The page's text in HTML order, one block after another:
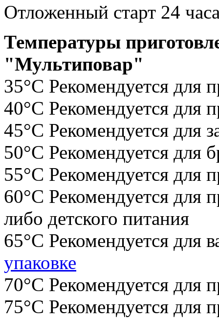
Отложенный старт 24
Температуры
"Мультиповар"
35°С Рекомендуется для
40°С Рекомендуется для
45°С Рекомендуется для
50°С Рекомендуется для
55°С Рекомендуется для
60°С Рекомендуется для
либо детского питания
65°С Рекомендуется для
упаковке
70°С Рекомендуется для
75°С Рекомендуется для